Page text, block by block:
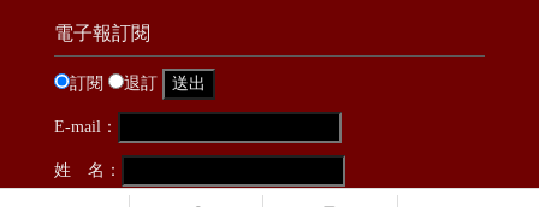
電子報訂閱
訂閱 退訂
E-mail：
姓 名：